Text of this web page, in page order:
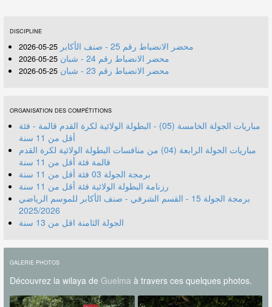
DISCIPLINE
محضر الانضباط رقم 25 - صنف الأكابر 25-05-2026
محضر الانضباط رقم 24 - شبان 25-05-2026
محضر الانضباط رقم 23 - شبان 25-05-2026
ORGANISATION DES COMPÉTITIONS
مباريات الجولة الخامسة (05) - البطولة الولائية لكرة القدم قالمة - فئة
أقل من 11 سنة
مباريات الجولة الرابعة (04) من منافسات البطولة الولائية لكرة القدم
قالمة فئة أقل من 11 سنة
برمجة الجولة 03 فئة أقل من 11 سنة
رزنامة البطولة الولائية فئة أقل من 11 سنة
برمجة الجولة 15 - القسم الشرفي - صنف الأكابر للموسم الرياضي
2025/2026
الجولة الثامنة اقل من 13 سنة
GALERIE PHOTOS
Découvrez la wilaya de Guelma à travers ces quelques photos.